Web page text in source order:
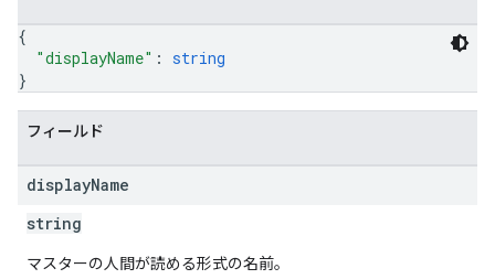
{
"displayName" : string
}
フィールド
displayName
string
マスターの人間が読める形式の名前。